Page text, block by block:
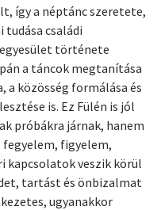
így a néptánc szeretete,
tudása családi
története
a táncok megtanítása
a közösség formálása és
is. Ez Fülén is jól
próbákra járnak, hanem
fegyelem, figyelem,
kapcsolatok veszik körül
tartást és önbizalmat
ugyanakkor